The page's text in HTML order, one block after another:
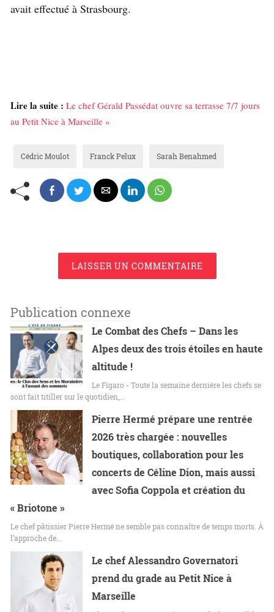
avait effectué à Strasbourg.
Lire la suite : Le chef Gérald Passédat ouvre sa terrasse 7/7 jours
au Petit Nice à Marseille »
Cédric Moulot Franck Pelux Sarah Benahmed
LAISSER UN COMMENTAIRE
Publication connexe
Le Combat des Chefs – Dans les
Alpes deux des trois étoiles en haute
altitude !
Le Figaro - Toute la semaine dernière les chefs se
sont fait titiller sur le quotidien,…
Pierre Hermé prépare une rentrée
2026 très chargée : nouvelles
boutiques, collaboration pour les
concerts de Céline Dion, mais aussi
avec Sofia Coppola et création du
« Briotone »
Le chef pâtissier Pierre Hermé ne semble pas connaître de temps morts. À
l’approche de…
Le chef Alessandro Governatori
prend du grade au Petit Nice à
Marseille